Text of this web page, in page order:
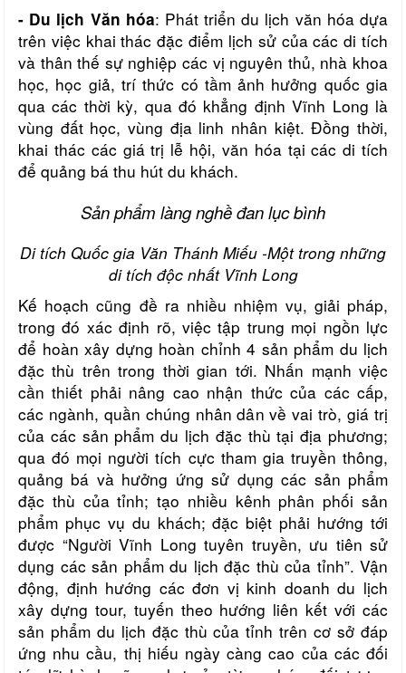
- Du lịch Văn hóa: Phát triển du lịch văn hóa dựa
trên việc khai thác đặc điểm lịch sử của các di tích
và thân thế sự nghiệp các vị nguyên thủ, nhà khoa
học, học giả, trí thức có tầm ảnh hưởng quốc gia
qua các thời kỳ, qua đó khẳng định Vĩnh Long là
vùng đất học, vùng địa linh nhân kiệt. Đồng thời,
khai thác các giá trị lễ hội, văn hóa tại các di tích
để quảng bá thu hút du khách.
Sản phẩm làng nghề đan lục bình
Di tích Quốc gia Văn Thánh Miếu -Một trong những
di tích độc nhất Vĩnh Long
Kế hoạch cũng đề ra nhiều nhiệm vụ, giải pháp,
trong đó xác định rõ, việc tập trung mọi ngồn lực
để hoàn xây dựng hoàn chỉnh 4 sản phẩm du lịch
đặc thù trên trong thời gian tới. Nhấn mạnh việc
cần thiết phải nâng cao nhận thức của các cấp,
các ngành, quần chúng nhân dân về vai trò, giá trị
của các sản phẩm du lịch đặc thù tại địa phương;
qua đó mọi người tích cực tham gia truyền thông,
quảng bá và hưởng ứng sử dụng các sản phẩm
đặc thù của tỉnh; tạo nhiều kênh phân phối sản
phẩm phục vụ du khách; đặc biệt phải hướng tới
được “Người Vĩnh Long tuyên truyền, ưu tiên sử
dụng các sản phẩm du lịch đặc thù của tỉnh”. Vận
động, định hướng các đơn vị kinh doanh du lịch
xây dựng tour, tuyến theo hướng liên kết với các
sản phẩm du lịch đặc thù của tỉnh trên cơ sở đáp
ứng nhu cầu, thị hiếu ngày càng cao của các đối